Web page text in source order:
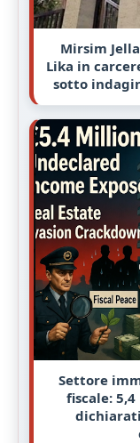
Mirsim
Lika in
sotto
Settore
fiscale: